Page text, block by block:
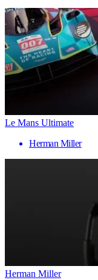
Le Mans Ultimate
Herman Miller
Herman Miller